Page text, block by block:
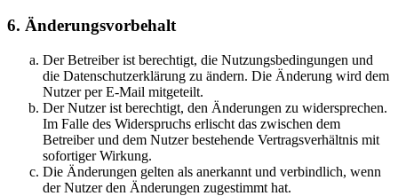
6. Änderungsvorbehalt
Der Betreiber ist berechtigt, die Nutzungsbedingungen und
die Datenschutzerklärung zu ändern. Die Änderung wird dem
Nutzer per E-Mail mitgeteilt.
Der Nutzer ist berechtigt, den Änderungen zu widersprechen.
Im Falle des Widerspruchs erlischt das zwischen dem
Betreiber und dem Nutzer bestehende Vertragsverhältnis mit
sofortiger Wirkung.
Die Änderungen gelten als anerkannt und verbindlich, wenn
der Nutzer den Änderungen zugestimmt hat.